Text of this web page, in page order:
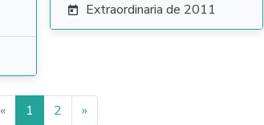
 Extraordinaria de 2011
« 1 2 »